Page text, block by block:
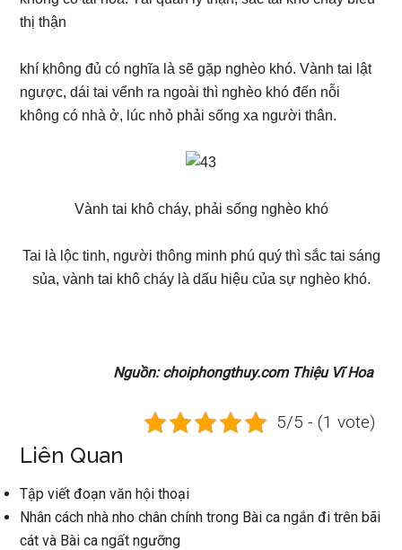
thị thận
khí không đủ có nghĩa là sẽ gặp nghèo khó. Vành tai lật
ngược, dái tai vểnh ra ngoài thì nghèo khó đến nỗi
không có nhà ở, lúc nhỏ phải sống xa người thân.
Vành tai khô cháy, phải sống nghèo khó
Tai là lộc tinh, người thông minh phú quý thì sắc tai sáng
sủa, vành tai khô cháy là dấu hiệu của sự nghèo khó.
Nguồn: choiphongthuy.com Thiệu Vĩ Hoa
5/5 - (1 vote)
Liên Quan
Tập viết đoạn văn hội thoại
Nhân cách nhà nho chân chính trong Bài ca ngắn đi trên bãi
cát và Bài ca ngất ngưỡng